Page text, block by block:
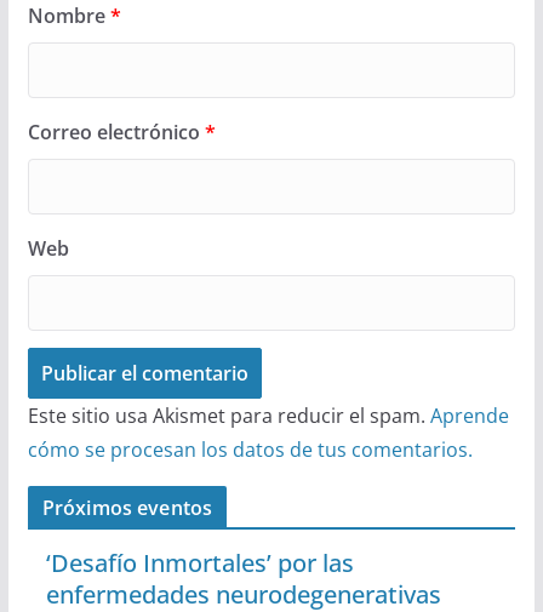
Nombre*
Correo electrónico *
Web
Este sitio usa Akismet para reducir el spam. Aprende
cómo se procesan los datos de tus comentarios.
Próximos eventos
‘Desafío Inmortales’ por las
enfermedades neurodegenerativas